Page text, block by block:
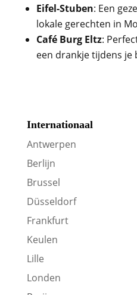
Eifel-Stuben: Een
lokale gerechten in
Café Burg Eltz:
een drankje tijdens je
Internationaal
Antwerpen
Berlijn
Brussel
Düsseldorf
Frankfurt
Keulen
Lille
Londen